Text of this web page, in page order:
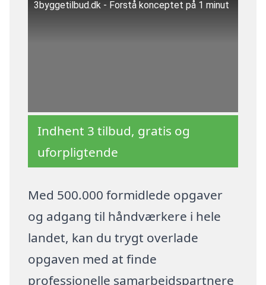
3byggetilbud.dk - Forstå konceptet på 1 minut
Indhent 3 tilbud, gratis og
uforpligtende
Med 500.000 formidlede opgaver
og adgang til håndværkere i hele
landet, kan du trygt overlade
opgaven med at finde
professionelle samarbejdspartnere